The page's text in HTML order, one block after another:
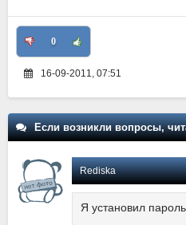
0
16-09-2011, 07:51
Если возникли вопросы,
Rediska
Я установил